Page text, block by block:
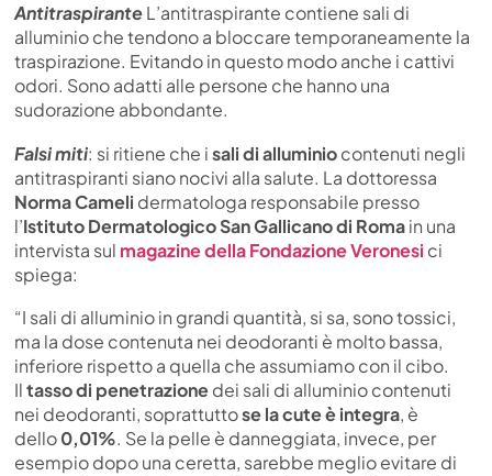
AntitraspiranteL’antitraspirante contiene sali di
alluminio che tendono a bloccare temporaneamente la
traspirazione. Evitando in questo modo anche i cattivi
odori. Sono adatti alle persone che hanno una
sudorazione abbondante.
Falsi miti: si ritiene che isali di alluminiocontenuti negli
antitraspiranti siano nocivi alla salute. La dottoressa
Norma Cameli dermatologa responsabile presso
l’Istituto Dermatologico San Gallicano di Romain una
intervista sul magazine della Fondazione Veronesi ci
spiega:
“I sali di alluminio in grandi quantità, si sa, sono tossici,
ma la dose contenuta nei deodoranti è molto bassa,
inferiore rispetto a quella che assumiamo con il cibo.
Iltasso di penetrazionedei sali di alluminio contenuti
nei deodoranti, soprattuttose la cute è integra, è
dello0,01%. Se la pelle è danneggiata, invece, per
esempio dopo una ceretta, sarebbe meglio evitare di